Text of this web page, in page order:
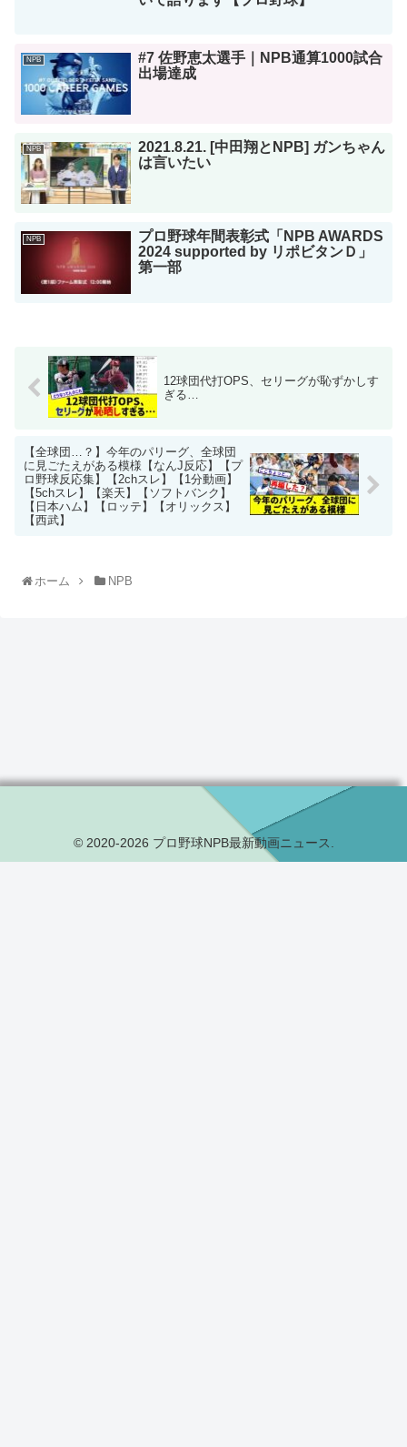
NPB
#7 佐野恵太選手｜NPB通算1000試合
出場達成
NPB
2021.8.21. [中田翔とNPB] ガンちゃん
は言いたい
NPB
プロ野球年間表彰式「NPB AWARDS
2024 supported by リポビタンＤ」
第一部
12球団代打OPS、セリーグが恥ずかしす
ぎる…
【全球団…？】今年のパリーグ、全球団
に見ごたえがある模様【なんJ反応】【プ
ロ野球反応集】【2chスレ】【1分動画】
【5chスレ】【楽天】【ソフトバンク】
【日本ハム】【ロッテ】【オリックス】
【西武】
ホーム NPB
© 2020-2026 プロ野球NPB最新動画ニュース.